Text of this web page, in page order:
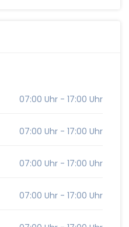
07:00 Uhr - 17:00 Uhr
07:00 Uhr - 17:00 Uhr
07:00 Uhr - 17:00 Uhr
07:00 Uhr - 17:00 Uhr